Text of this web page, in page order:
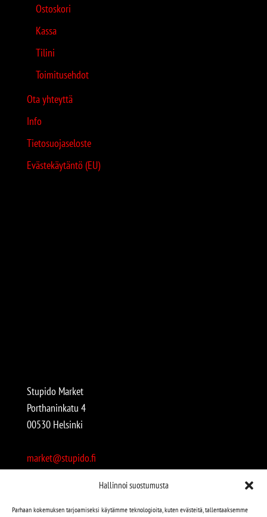
Hallinnoi suostumusta
Parhaan kokemuksen tarjoamiseksi käytämme teknologioita, kuten evästeitä, tallentaaksemme
Ostoskori
Kassa
Tilini
Toimitusehdot
Ota yhteyttä
Info
Tietosuojaseloste
Evästekäytäntö (EU)
Stupido Market
Porthaninkatu 4
00530 Helsinki
market@stupido.fi
Avoinna: